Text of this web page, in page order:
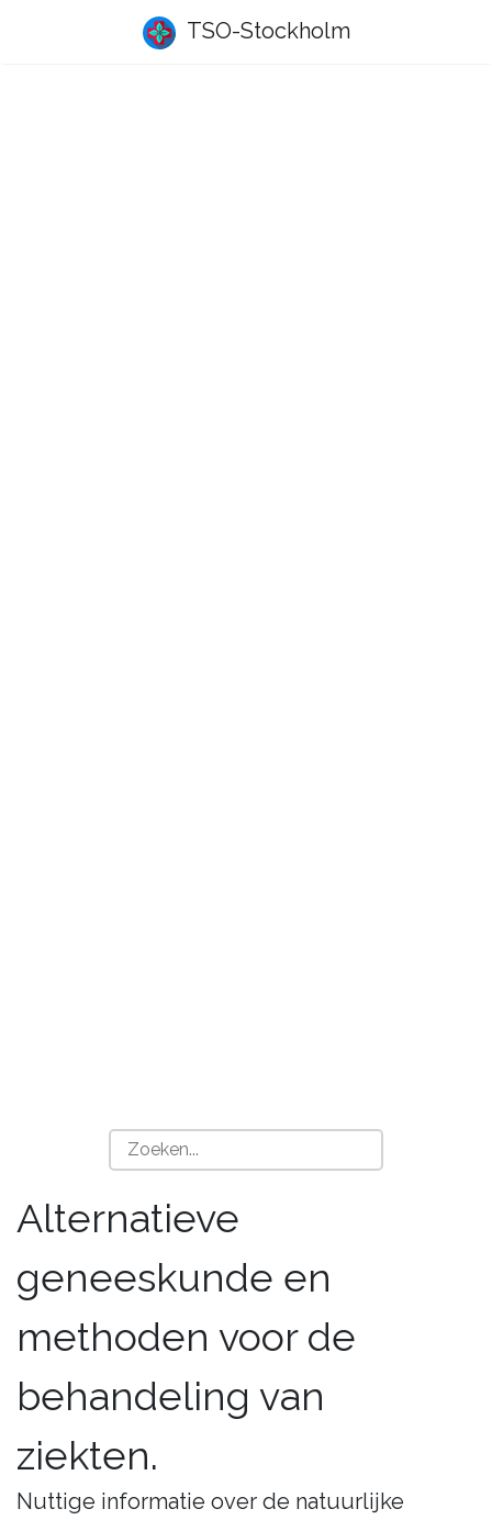
TSO-Stockholm
Alternatieve
geneeskunde en
methoden voor de
behandeling van
ziekten.
Nuttige informatie over de natuurlijke